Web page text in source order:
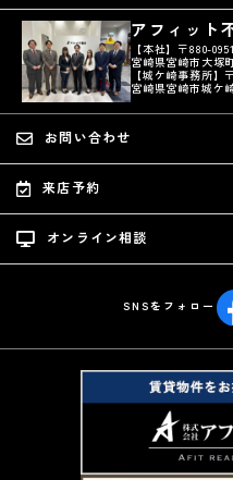
アフィット
【本社】〒880-0951
宮崎県宮崎市大塚
【城ケ崎事務所】
宮崎県宮崎市城ケ
お問い合わせ
来店予約
オンライン相談
SNSをフォロー